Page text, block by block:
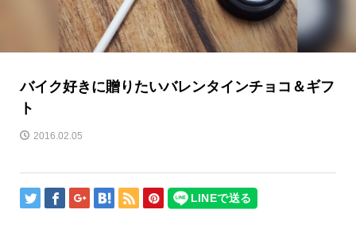
バイク好きに贈りたいバレンタインチョコ＆ギフ
ト
2016.02.05